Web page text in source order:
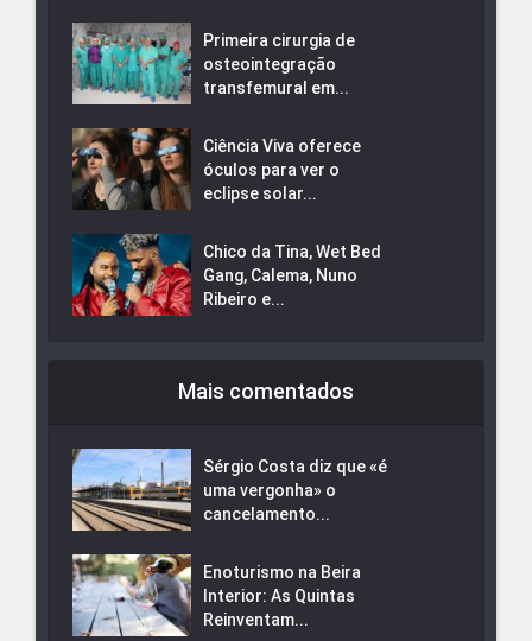
Primeira cirurgia de
osteointegração
transfemural em...
Ciência Viva oferece
óculos para ver o
eclipse solar...
Chico da Tina, Wet Bed
Gang, Calema, Nuno
Ribeiro e...
Mais comentados
Sérgio Costa diz que «é
uma vergonha» o
cancelamento...
Enoturismo na Beira
Interior: As Quintas
Reinventam...